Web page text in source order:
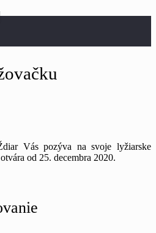
Vás pozýva na svoje lyžiarske
od 25. decembra 2020.